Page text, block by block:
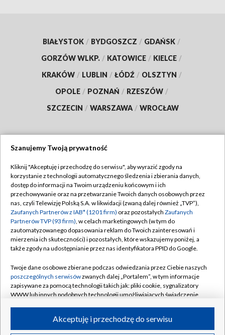
BIAŁYSTOK / BYDGOSZCZ / GDAŃSK /
GORZÓW WLKP. / KATOWICE / KIELCE /
KRAKÓW / LUBLIN / ŁÓDŹ / OLSZTYN /
OPOLE / POZNAŃ / RZESZÓW /
SZCZECIN / WARSZAWA / WROCŁAW
TVP
Abonament TVP
Emisja w TVP
Centrum informacji TVP
Naziemna Telewizja Cyfrowa
Rada Programowa
System NOS
Informacje o nadawcy
Program dla prasy
Regulamin TVP
Polityka prywatności
Moje zgody
Pomoc
Kontakt
Kanały
Szanujemy Twoją prywatność
Kliknij "Akceptuję i przechodzę do serwisu", aby wyrazić zgody na
korzystanie z technologii automatycznego śledzenia i zbierania danych,
dostęp do informacji na Twoim urządzeniu końcowym i ich
przechowywanie oraz na przetwarzanie Twoich danych osobowych przez
nas, czyli Telewizję Polską S.A. w likwidacji (zwaną dalej również „TVP”),
Zaufanych Partnerów z IAB* (1201 firm) oraz pozostałych Zaufanych
Partnerów TVP (93 firm), w celach marketingowych (w tym do
zautomatyzowanego dopasowania reklam do Twoich zainteresowań i
mierzenia ich skuteczności) i pozostałych, które wskazujemy poniżej, a
także zgody na udostępnianie przez nas identyfikatora PPID do Google.
Twoje dane osobowe zbierane podczas odwiedzania przez Ciebie naszych
poszczególnych serwisówzwanych dalej „Portalem”, w tym informacje
zapisywane za pomocą technologii takich jak: pliki cookie, sygnalizatory
WWW lub innych podobnych technologii umożliwiających świadczenie
ruchu w Internecie.Akceptuję i przechodzę do serwisu